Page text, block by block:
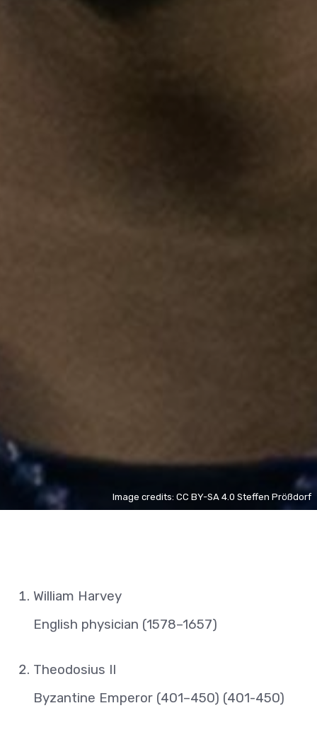
Image credits: CC BY-SA 4.0 Steffen Prößdorf
William Harvey
English physician (1578–1657)
Theodosius II
Byzantine Emperor (401–450) (401-450)